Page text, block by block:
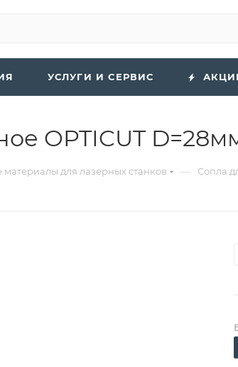
УСЛУГИ И СЕРВИС
OPTICUT
материалы для лазерных станков — Сопла